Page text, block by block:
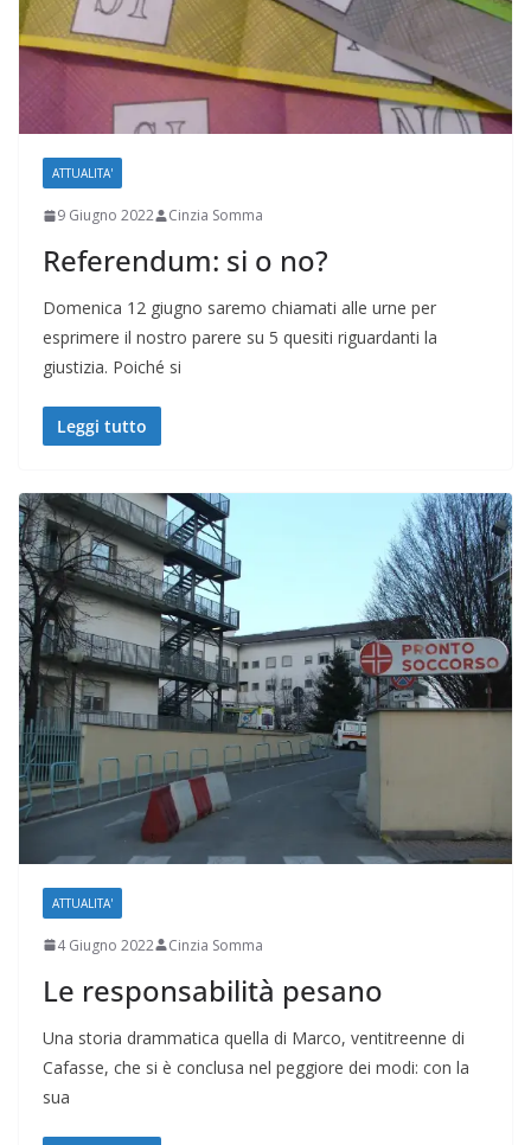
ATTUALITA'
9 Giugno 2022 Cinzia Somma
Referendum: si o no?
Domenica 12 giugno saremo chiamati alle urne per
esprimere il nostro parere su 5 quesiti riguardanti la
giustizia. Poiché si
Leggi tutto
ATTUALITA'
4 Giugno 2022 Cinzia Somma
Le responsabilità pesano
Una storia drammatica quella di Marco, ventitreenne di
Cafasse, che si è conclusa nel peggiore dei modi: con la
sua